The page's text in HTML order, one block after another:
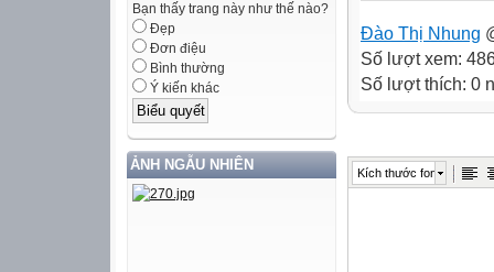
Bạn thấy trang này như thế nào?
Đẹp
Đơn điệu
Bình thường
Ý kiến khác
ẢNH NGẪU NHIÊN
Đào Thị Nhung
Số lượt xem:
Số lượt thích: 0
Kích thước font